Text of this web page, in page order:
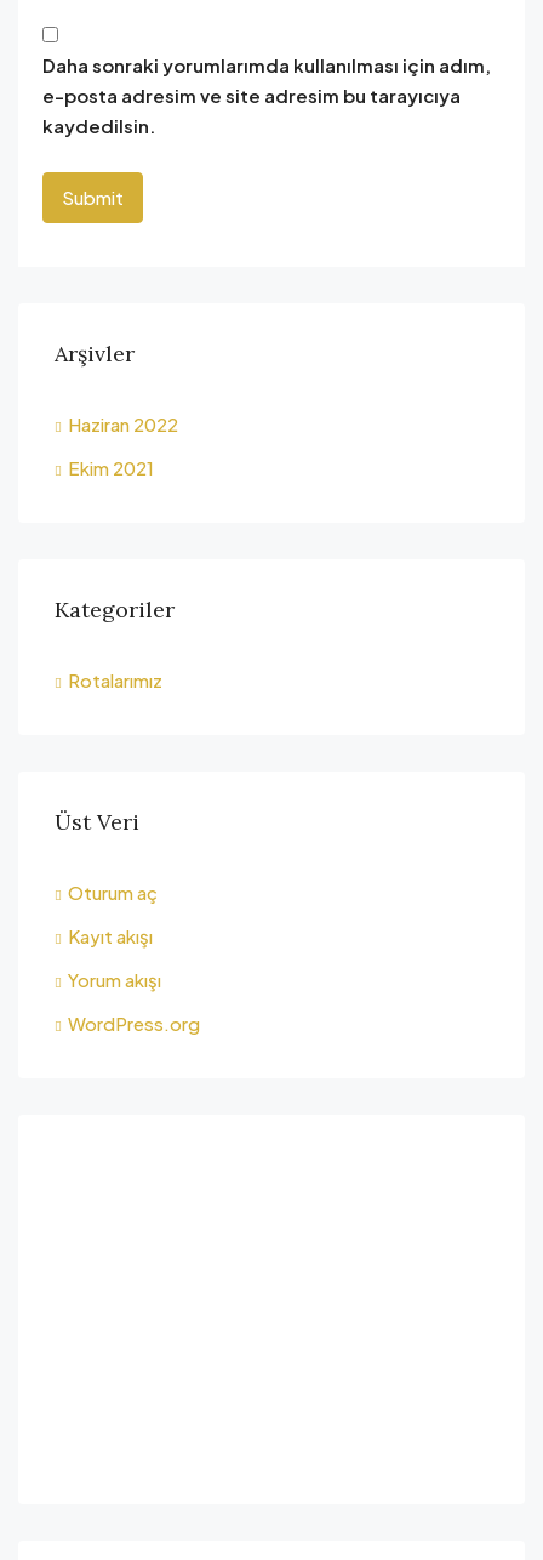
Daha sonraki yorumlarımda kullanılması için adım,
e-posta adresim ve site adresim bu tarayıcıya
kaydedilsin.
Arşivler
Haziran 2022
Ekim 2021
Kategoriler
Rotalarımız
Üst Veri
Oturum aç
Kayıt akışı
Yorum akışı
WordPress.org